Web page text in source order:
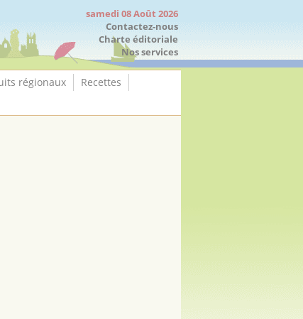
samedi 08 Août 2026
Contactez-nous
Charte éditoriale
Nos services
régionaux
Recettes